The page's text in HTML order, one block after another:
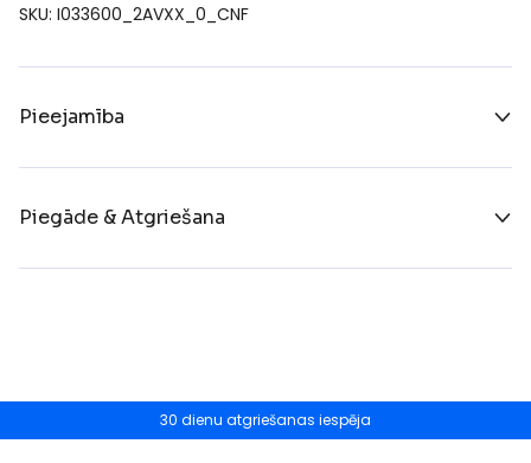
SKU: I033600_2AVXX_0_CNF
Pieejamība
Piegāde & Atgriešana
30 dienu atgriešanas iespēja